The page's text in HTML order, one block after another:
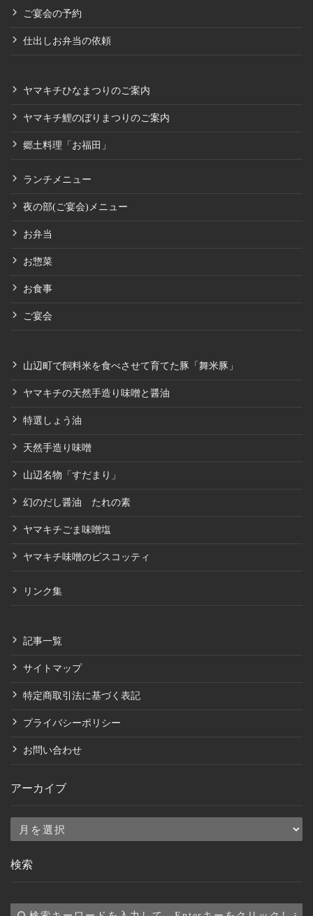
ご宴会の予約
仕出しお弁当の依頼
ヤマキチひなまつりのご案内
ヤマキチ鯉のぼりまつりのご案内
郷土料理「お福田」
ランチメニュー
夜の部(ご宴会)メニュー
お弁当
お惣菜
お食事
ご宴会
山辺町で飼料米を食べさせて育てた豚「舞米豚」
ヤマキチの天然手造り味噌と醤油
特選しょう油
天然手造り味噌
山辺名物「すだまり」
幻のだし醤油 たれの素
ヤマキチごま味噌塩
ヤマキチ味噌のビスコッティ
リンク集
記事一覧
サイトマップ
特定商取引法に基づく表記
プライバシーポリシー
お問い合わせ
アーカイブ
ア
カ
ブ
検索